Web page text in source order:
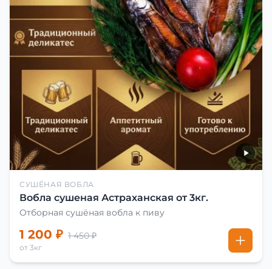
СУШЁНАЯ ВОБЛА
Вобла сушеная Астраханская от 3кг.
Отборная сушёная вобла к пиву
1 200 ₽ 1 450 ₽
от 3кг